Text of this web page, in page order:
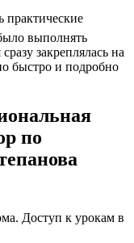
практические
выполнять
закреплялась на
быстро и подробно
по
Доступ к урокам в